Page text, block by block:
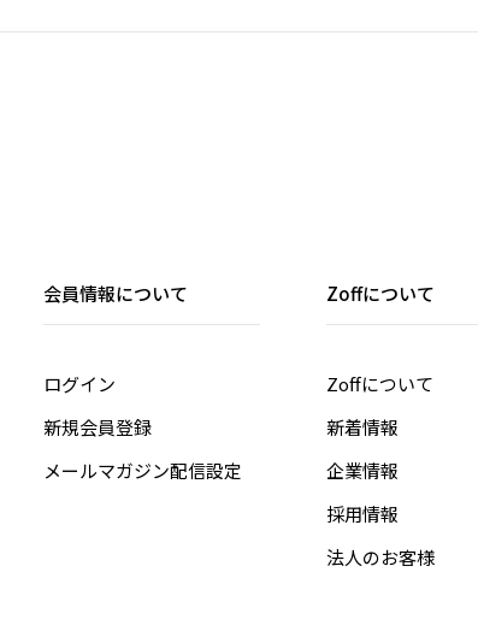
会員情報について
ログイン
新規会員登録
メールマガジン配信設定
Zoffについて
Zoffについて
新着情報
企業情報
採用情報
法人のお客様